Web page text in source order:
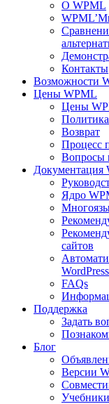
О WPML
Контакты
Возможности
Цены WPML
Цены
Возврат
Процесс
Вопросы
Документация
Ядро
сайтов
FAQs
Поддержка
Задать
Блог
Версии
Учебники